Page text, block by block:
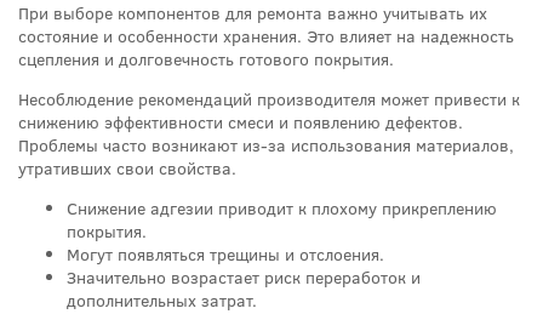
При выборе компонентов для ремонта важно учитывать их
состояние и особенности хранения. Это влияет на надежность
сцепления и долговечность готового покрытия.
Несоблюдение рекомендаций производителя может привести к
снижению эффективности смеси и появлению дефектов.
Проблемы часто возникают из-за использования материалов,
утративших свои свойства.
Снижение адгезии приводит к плохому прикреплению
покрытия.
Могут появляться трещины и отслоения.
Значительно возрастает риск переработок и
дополнительных затрат.